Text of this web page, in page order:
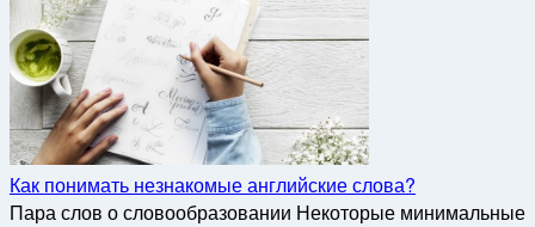
Как понимать незнакомые английские слова?
Пара слов о словообразовании Некоторые минимальные